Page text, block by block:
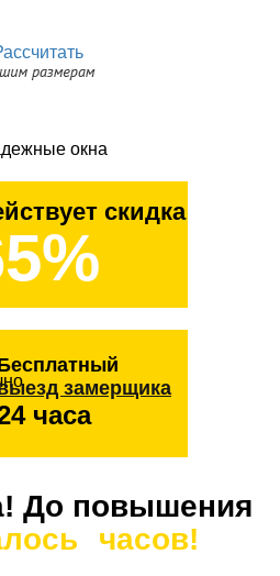
скидка
замерщика
часа
До повышения
часов!